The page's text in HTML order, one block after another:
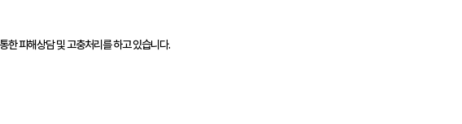
한 피해상담 및 고충처리를 하고 있습니다.